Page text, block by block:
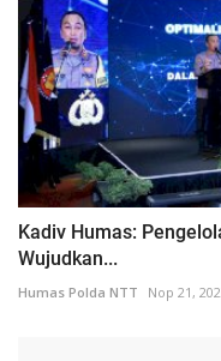
Kadiv Humas:
Wujudkan...
Humas Polda NTT Nop 21,